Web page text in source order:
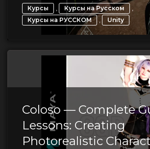
Курсы , Курсы на Русском ,
Курсы на РУССКОМ , Unity
Coloso — Complete
Lessons: Creating
Photorealistic